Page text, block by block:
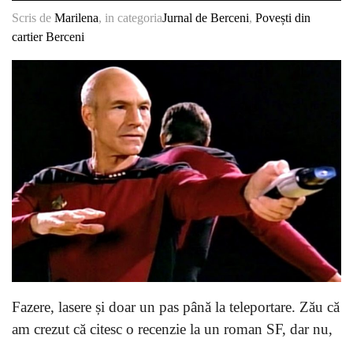
Scris de Marilena, in categoriaJurnal de Berceni, Povești din
cartier Berceni
Fazere, lasere și doar un pas până la teleportare. Zău că
am crezut că citesc o recenzie la un roman SF, dar nu,